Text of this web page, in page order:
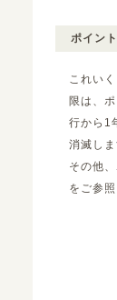
ポイン
これい
限は、
行から1
消滅しま
その他
をご参照